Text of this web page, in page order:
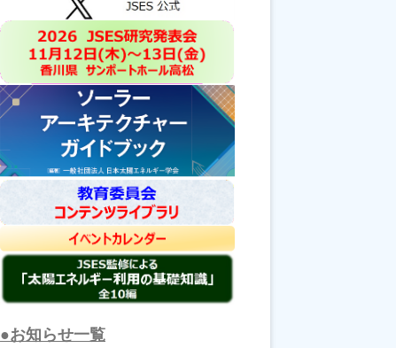
●お知らせ一覧